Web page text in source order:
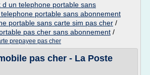
d un telephone portable sans
telephone portable sans abonnement
portable sans carte sim pas cher /
pas cher sans abonnement /
prepayee pas cher
pas cher - La Poste